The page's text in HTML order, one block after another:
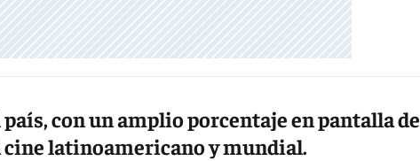
con un amplio porcentaje en pantalla de
latinoamericano y mundial.